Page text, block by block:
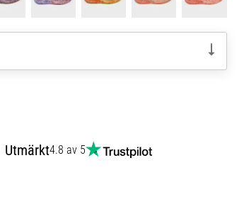
Utmärkt4.8 av 5